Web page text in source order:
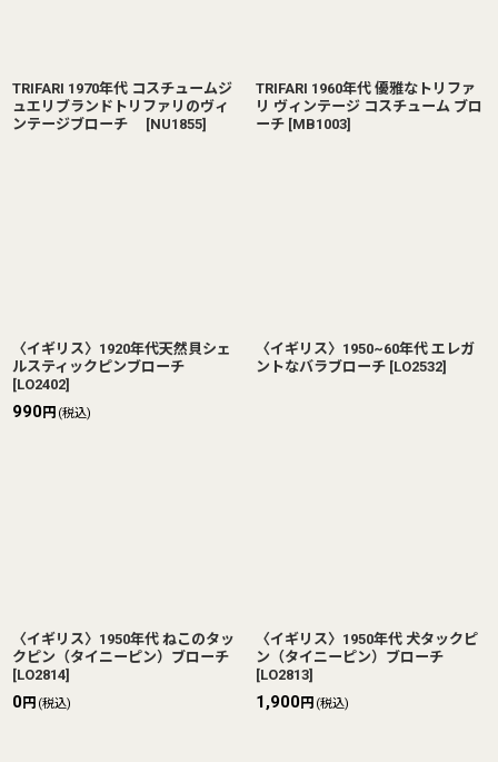
TRIFARI 1970年代 コスチュームジ
ュエリブランドトリファリのヴィ
ンテージブローチ
[NU1855]
TRIFARI 1960年代 優雅なトリファ
リ ヴィンテージ コスチューム ブロ
ーチ [MB1003]
〈イギリス〉1920年代天然貝シェ
ルスティックピンブローチ
[LO2402]
990円 (税込)
〈イギリス〉1950~60年代 エレガ
ントなバラブローチ [LO2532]
〈イギリス〉1950年代 ねこのタッ
クピン（タイニーピン）ブローチ
[LO2814]
0円 (税込)
〈イギリス〉1950年代 犬タックピ
ン（タイニーピン）ブローチ
[LO2813]
1,900円 (税込)